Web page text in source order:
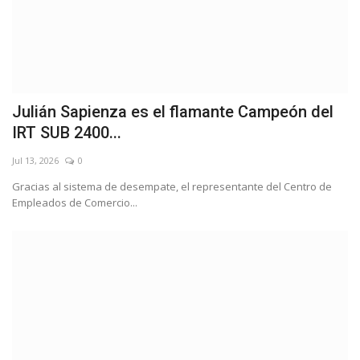
Julián Sapienza es el flamante Campeón del
IRT SUB 2400...
Jul 13, 2026 0
Gracias al sistema de desempate, el representante del Centro de
Empleados de Comercio...